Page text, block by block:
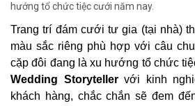
hướng tổ chức tiệc cưới năm nay.
Trang trí đám cưới tư gia (tại nhà)
màu sắc riêng phù hợp với câu
cặp đôi đang là xu hướng tổ chức
Wedding Storytellervới kinh
khách hàng, chắc chắn sẽ đem